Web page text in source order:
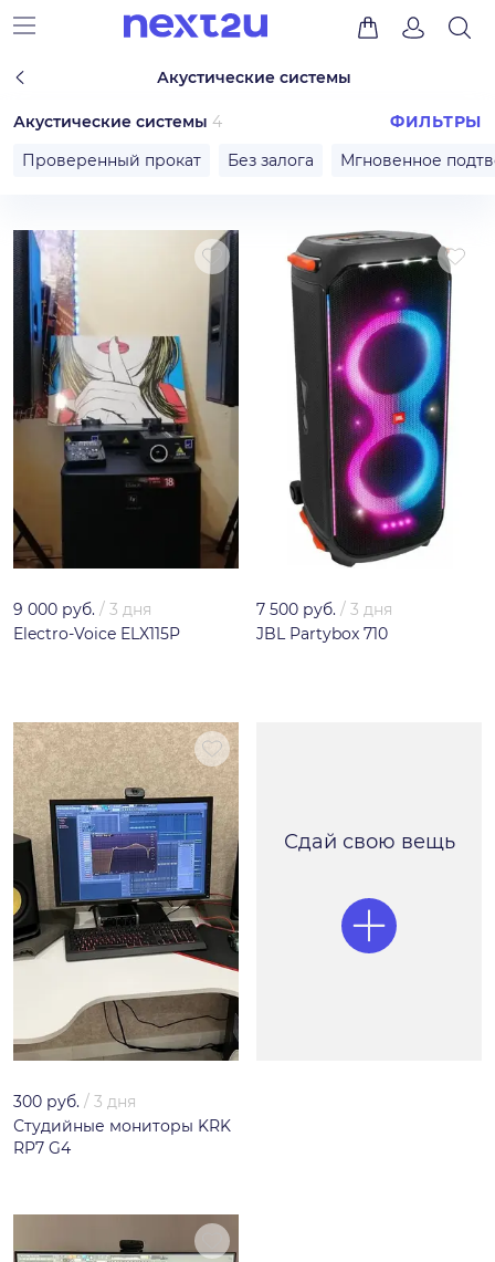
Акустические системы
Акустические системы 4
ФИЛЬТРЫ
Проверенный прокат
Без залога Мгновенное
9 000 руб. / 3 дня
Electro-Voice ELX115P
7 500 руб. / 3 дня
JBL Partybox 710
300 руб. / 3 дня
Студийные мониторы KRK
RP7 G4
Сдай свою вещь